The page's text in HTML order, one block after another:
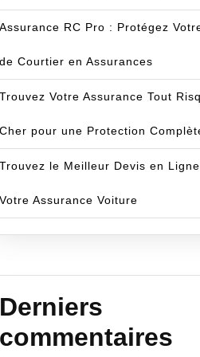
Assurance RC Pro : Protégez
de Courtier en Assurances
Trouvez Votre Assurance Tout
Cher pour une Protection
Trouvez le Meilleur Devis en
Votre Assurance Voiture
Derniers
commentaires